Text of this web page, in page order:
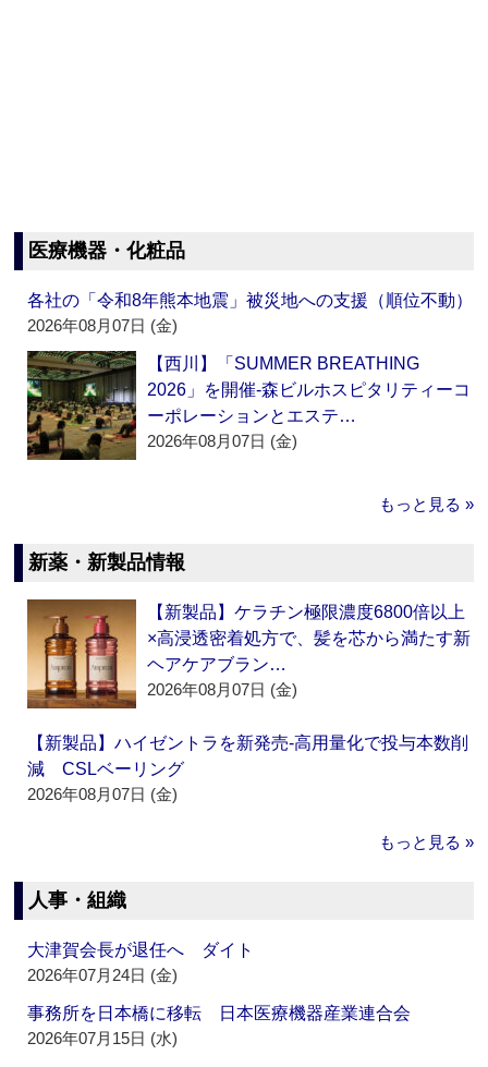
医療機器・化粧品
各社の「令和8年熊本地震」被災地への支援（順位不動）
2026年08月07日 (金)
【西川】「SUMMER BREATHING
2026」を開催‐森ビルホスピタリティーコ
ーポレーションとエステ…
2026年08月07日 (金)
もっと見る »
新薬・新製品情報
【新製品】ケラチン極限濃度6800倍以上
×高浸透密着処方で、髪を芯から満たす新
ヘアケアブラン…
2026年08月07日 (金)
【新製品】ハイゼントラを新発売‐高用量化で投与本数削
減 CSLベーリング
2026年08月07日 (金)
もっと見る »
人事・組織
大津賀会長が退任へ ダイト
2026年07月24日 (金)
事務所を日本橋に移転 日本医療機器産業連合会
2026年07月15日 (水)